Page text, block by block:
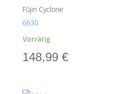
Fūjin Cyclone
6630
Vorrätig
148,99 €